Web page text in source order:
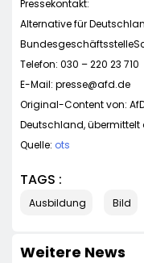
Pressekontakt:
Alternative für
Telefon: 030 – 220 23 710
E-Mail: presse@afd.de
Original-Content von:
Deutschland, übermittelt
Quelle: ots
TAGS :
Ausbildung Bild
Weitere News